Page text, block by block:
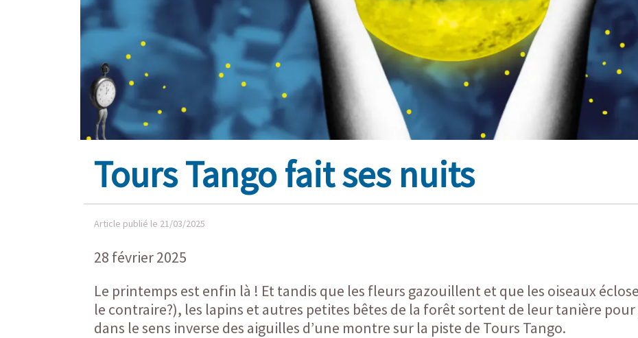
Tours Tango fait ses nuits
Article publié le 21/03/2025
28 février 2025
Le printemps est enfin là ! Et tandis que les fleurs gazouillent et que les oiseaux
le contraire?), les lapins et autres petites bêtes de la forêt sortent de leur tanière
dans le sens inverse des aiguilles d’une montre sur la piste de Tours Tango.